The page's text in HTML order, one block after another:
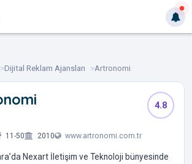
Dijital Reklam Ajansları Artronomi
4.8
11-50 2010 www.artronomi.com.tr
Nexart İletişim ve Teknoloji bünyesinde